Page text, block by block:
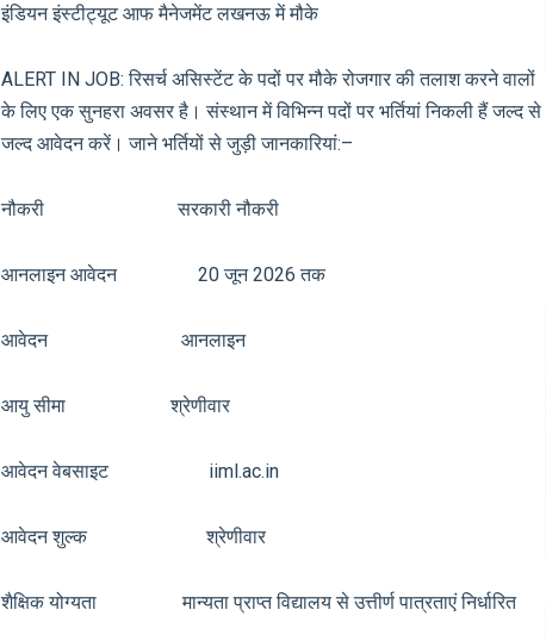
इंडियन इंस्टीट्यूट आफ मैनेजमेंट लखनऊ में मौके
ALERT IN JOB: रिसर्च असिस्टेंट के पदों पर मौके रोजगार की तलाश करने वालों
के लिए एक सुनहरा अवसर है। संस्थान में विभिन्न पदों पर भर्तियां निकली हैं जल्द से
जल्द आवेदन करें। जाने भर्तियों से जुड़ी जानकारियां:–
नौकरी सरकारी नौकरी
आनलाइन आवेदन 20 जून 2026 तक
आवेदन आनलाइन
आयु सीमा श्रेणीवार
आवेदन वेबसाइट iiml.ac.in
आवेदन शुल्क श्रेणीवार
शैक्षिक योग्यता मान्यता प्राप्त विद्यालय से उत्तीर्ण पात्रताएं निर्धारित